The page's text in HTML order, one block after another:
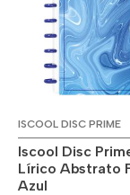
ISCOOL DISC PRIME
Iscool Disc
Lírico Abstrato
Azul